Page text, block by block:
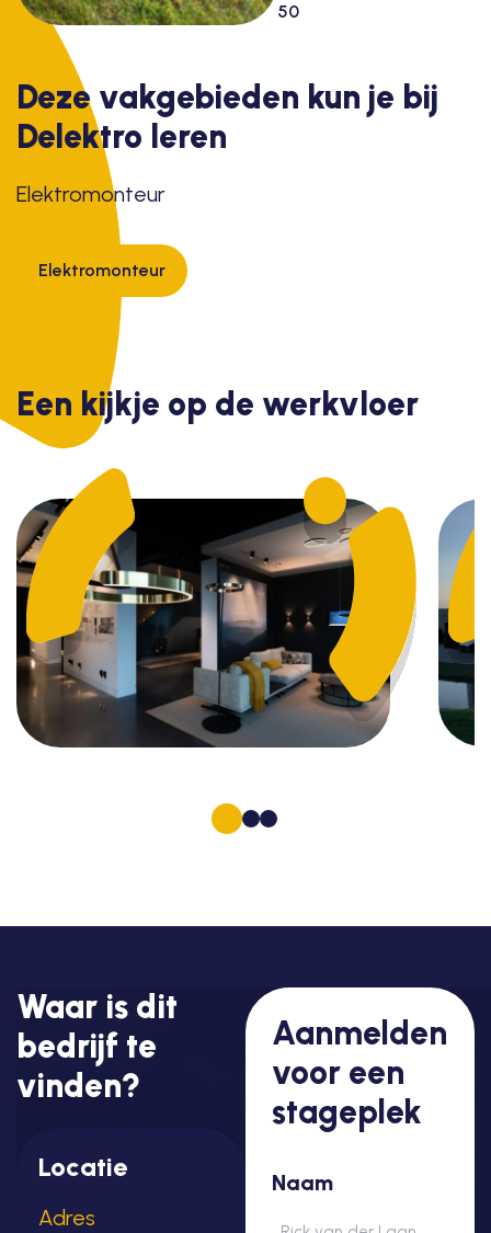
50
Deze vakgebieden kun je bij
Delektro leren
Elektromonteur
Elektromonteur
Een kijkje op de werkvloer
Waar is dit
bedrijf te
vinden?
Locatie
Adres
Aanmelden
voor een
stageplek
Naam